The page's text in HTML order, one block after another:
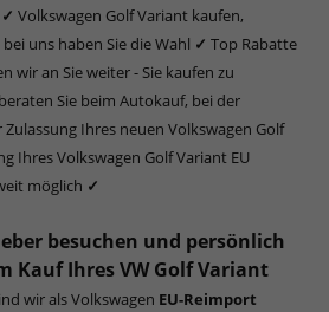
✓ Volkswagen Golf Variant kaufen,
uns haben Sie die Wahl ✓ Top Rabatte
wir an Sie weiter - Sie kaufen zu
Sie beim Autokauf, bei der
Ihres neuen Volkswagen Golf
Ihres Volkswagen Golf Variant EU
möglich ✓
besuchen und persönlich
Kauf Ihres VW Golf Variant
wir als Volkswagen EU-Reimport